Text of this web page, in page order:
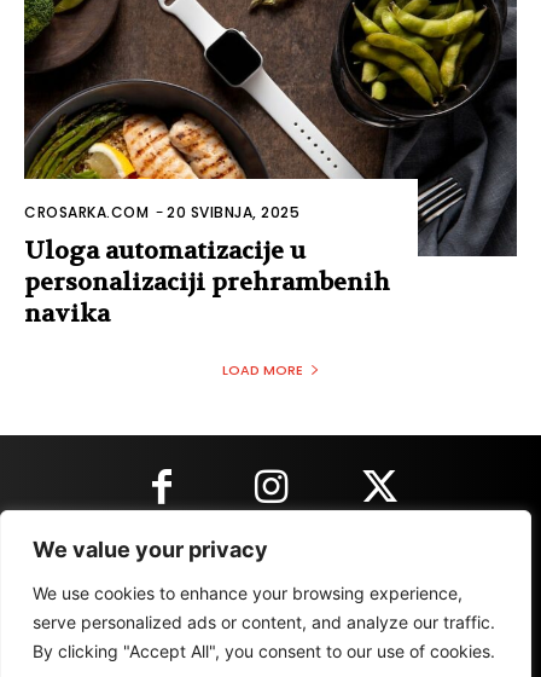
We value your privacy
We use cookies to enhance your browsing experience,
serve personalized ads or content, and analyze our traffic.
By clicking "Accept All", you consent to our use of cookies.
CROSARKA.COM -20 SVIBNJA, 2025
Uloga automatizacije u
personalizaciji prehrambenih
navika
LOAD MORE
KONTAKT INFORMACIJE
IMPRESSUM MARKETING REZULTATI